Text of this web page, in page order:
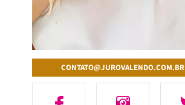
CONTATO@JUROVALENDO.COM.BR